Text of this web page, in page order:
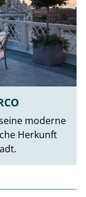
moderne
Herkunft